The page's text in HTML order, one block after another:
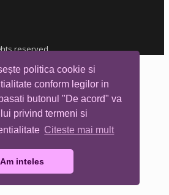
politica cookie si
conform legilor in
butonul "De acord" va
privind termeni si
Citeste mai mult
Am inteles
reserved